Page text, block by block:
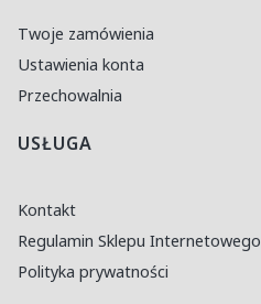
Twoje zamówienia
Ustawienia konta
Przechowalnia
USŁUGA
Kontakt
Regulamin Sklepu Internetowego
Polityka prywatności